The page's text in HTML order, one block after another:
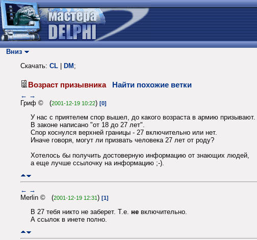
Вниз
Скачать: CL DM ;
Возраст призывника Найти похожие ветки
← →
Гриф © (2001-12-19 10:22) [0]
У нас с приятелем спор вышел, до какого возраста в армию призывают.
В законе написано "от 18 до 27 лет".
Спор коснулся верхней границы - 27 включительно или нет.
Иначе говоря, могут ли призвать человека 27 лет от роду?
Хотелось бы получить достоверную информацию от знающих людей,
а еще лучше ссылочку на информацию ;-).
← →
Merlin © (2001-12-19 12:31) [1]
В 27 тебя никто не заберет. Т.е. не включительно.
А ссылок в инете полно.